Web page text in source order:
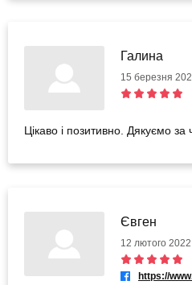
Галина
15 березня
Цікаво і позитивно. Дякуємо
Євген
12 лютого 2022